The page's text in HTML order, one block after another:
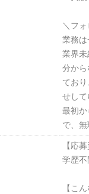
＼フ
業務は
業界未
分から
てお
せして
最初
で、無
【応募
学歴不
【こ